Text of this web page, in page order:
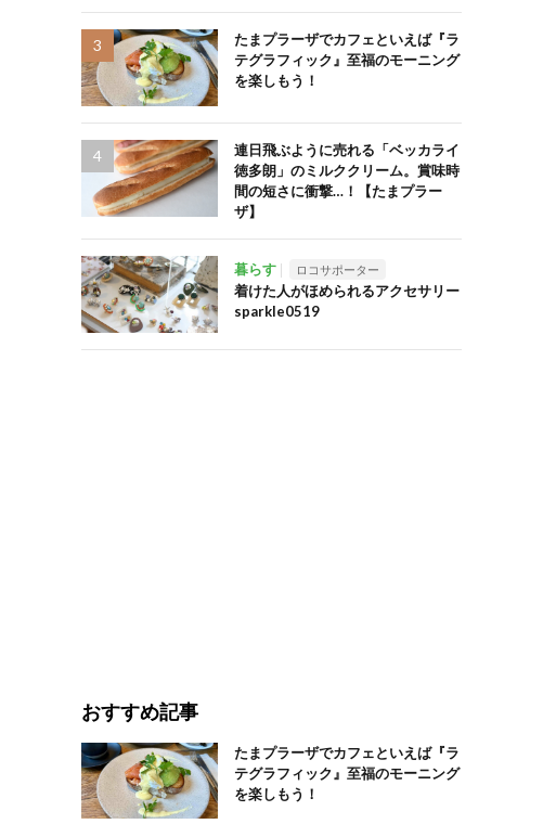
たまプラーザでカフェといえば『ラ
テグラフィック』至福のモーニング
を楽しもう！
連日飛ぶように売れる「ベッカライ
徳多朗」のミルククリーム。賞味時
間の短さに衝撃…！【たまプラー
ザ】
暮らす ロコサポーター
着けた人がほめられるアクセサリー
sparkle0519
おすすめ記事
たまプラーザでカフェといえば『ラ
テグラフィック』至福のモーニング
を楽しもう！